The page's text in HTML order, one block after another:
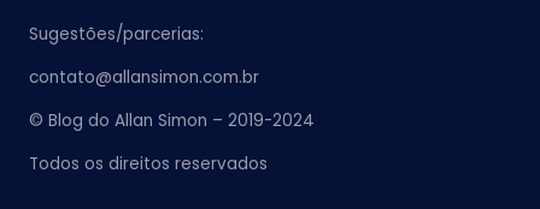
Sugestões/parcerias:
contato@allansimon.com.br
© Blog do Allan Simon – 2019-2024
Todos os direitos reservados